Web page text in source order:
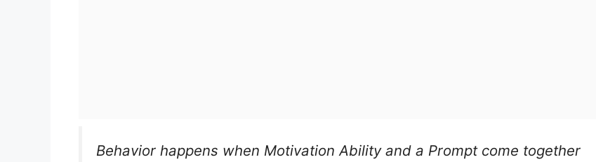
Behavior happens when Motivation Ability and a Prompt come together